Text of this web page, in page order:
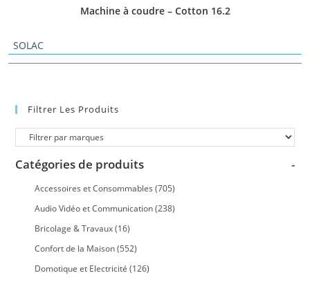
Machine à coudre – Cotton 16.2
SOLAC
Filtrer Les Produits
Catégories de produits -
Accessoires et Consommables (705)
Audio Vidéo et Communication (238)
Bricolage & Travaux (16)
Confort de la Maison (552)
Domotique et Electricité (126)